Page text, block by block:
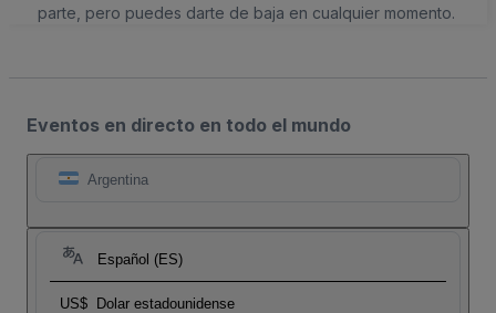
parte, pero puedes darte de baja en cualquier momento.
Eventos en directo en todo el mundo
Argentina
Español (ES)
US$ Dolar estadounidense